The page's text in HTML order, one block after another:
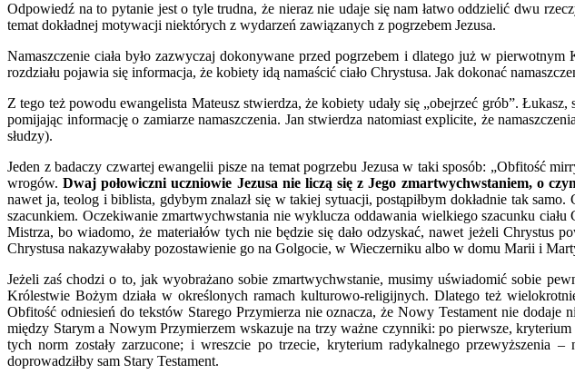
Odpowiedź na to pytanie jest o tyle trudna, że nieraz nie udaje się nam łatwo oddzielić dwu
temat dokładnej motywacji niektórych z wydarzeń zawiązanych z pogrzebem Jezusa.
Namaszczenie ciała było zazwyczaj dokonywane przed pogrzebem i dlatego już w
rozdziału pojawia się informacja, że kobiety idą namaścić ciało Chrystusa. Jak dokonać
Z tego też powodu ewangelista Mateusz stwierdza, że kobiety udały się „obejrzeć grób”.
pomijając informację o zamiarze namaszczenia. Jan stwierdza natomiast explicite, że
słudzy).
Jeden z badaczy czwartej ewangelii pisze na temat pogrzebu Jezusa w taki sposób: „Obfitość
wrogów.Dwaj połowiczni uczniowie Jezusa nie liczą się z Jego zmartwychwstaniem, o
nawet ja, teolog i biblista, gdybym znalazł się w takiej sytuacji, postąpiłbym dokładnie tak
szacunkiem. Oczekiwanie zmartwychwstania nie wyklucza oddawania wielkiego szacunku
Mistrza, bo wiadomo, że materiałów tych nie będzie się dało odzyskać, nawet jeżeli
Chrystusa nakazywałaby pozostawienie go na Golgocie, w Wieczerniku albo w domu Marii i
Jeżeli zaś chodzi o to, jak wyobrażano sobie zmartwychwstanie, musimy uświadomić sobie
Królestwie Bożym działa w określonych ramach kulturowo-religijnych. Dlatego też
Obfitość odniesień do tekstów Starego Przymierza nie oznacza, że Nowy Testament nie
między Starym a Nowym Przymierzem wskazuje na trzy ważne czynniki: po pierwsze,
tych norm zostały zarzucone; i wreszcie po trzecie, kryterium radykalnego przewyższenia
doprowadziłby sam Stary Testament.